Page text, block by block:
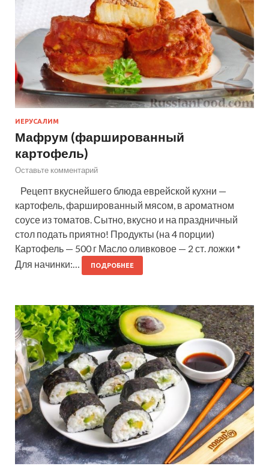
ИЕРУСАЛИМ
Мафрум (фаршированный
картофель)
Оставьте комментарий
Рецепт вкуснейшего блюда еврейской кухни —
картофель, фаршированный мясом, в ароматном
соусе из томатов. Сытно, вкусно и на праздничный
стол подать приятно! Продукты (на 4 порции)
Картофель — 500 г Масло оливковое — 2 ст. ложки *
Для начинки:…
ПОДРОБНЕЕ